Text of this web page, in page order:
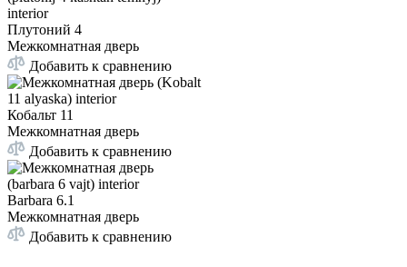
Плутоний 4
Межкомнатная дверь
Добавить к сравнению
Кобальт 11
Межкомнатная дверь
Добавить к сравнению
Barbara 6.1
Межкомнатная дверь
Добавить к сравнению